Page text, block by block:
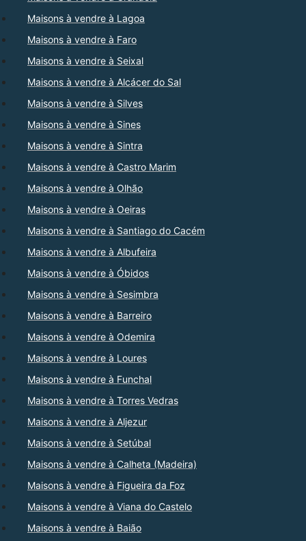
Maisons à vendre à Lagoa
Maisons à vendre à Faro
Maisons à vendre à Seixal
Maisons à vendre à Alcácer do Sal
Maisons à vendre à Silves
Maisons à vendre à Sines
Maisons à vendre à Sintra
Maisons à vendre à Castro Marim
Maisons à vendre à Olhão
Maisons à vendre à Oeiras
Maisons à vendre à Santiago do Cacém
Maisons à vendre à Albufeira
Maisons à vendre à Óbidos
Maisons à vendre à Sesimbra
Maisons à vendre à Barreiro
Maisons à vendre à Odemira
Maisons à vendre à Loures
Maisons à vendre à Funchal
Maisons à vendre à Torres Vedras
Maisons à vendre à Aljezur
Maisons à vendre à Setúbal
Maisons à vendre à Calheta (Madeira)
Maisons à vendre à Figueira da Foz
Maisons à vendre à Viana do Castelo
Maisons à vendre à Baião